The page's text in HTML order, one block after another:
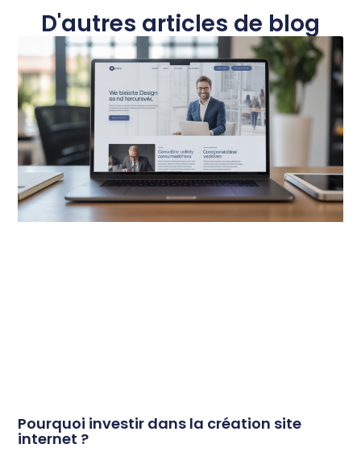
D'autres articles de blog
Pourquoi investir dans la création site
internet ?